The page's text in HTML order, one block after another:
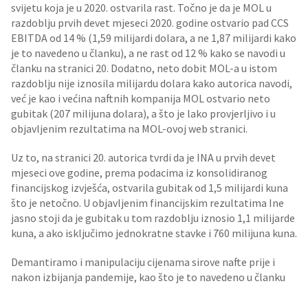
svijetu koja je u 2020. ostvarila rast. Točno je da je MOL u
razdoblju prvih devet mjeseci 2020. godine ostvario pad CCS
EBITDA od 14 % (1,59 milijardi dolara, a ne 1,87 milijardi kako
je to navedeno u članku), a ne rast od 12 % kako se navodi u
članku na stranici 20. Dodatno, neto dobit MOL-a u istom
razdoblju nije iznosila milijardu dolara kako autorica navodi,
već je kao i većina naftnih kompanija MOL ostvario neto
gubitak (207 milijuna dolara), a što je lako provjerljivo i u
objavljenim rezultatima na MOL-ovoj web stranici.
Uz to, na stranici 20. autorica tvrdi da je INA u prvih devet
mjeseci ove godine, prema podacima iz konsolidiranog
financijskog izvješća, ostvarila gubitak od 1,5 milijardi kuna
što je netočno. U objavljenim financijskim rezultatima Ine
jasno stoji da je gubitak u tom razdoblju iznosio 1,1 milijarde
kuna, a ako isključimo jednokratne stavke i 760 milijuna kuna.
Demantiramo i manipulaciju cijenama sirove nafte prije i
nakon izbijanja pandemije, kao što je to navedeno u članku